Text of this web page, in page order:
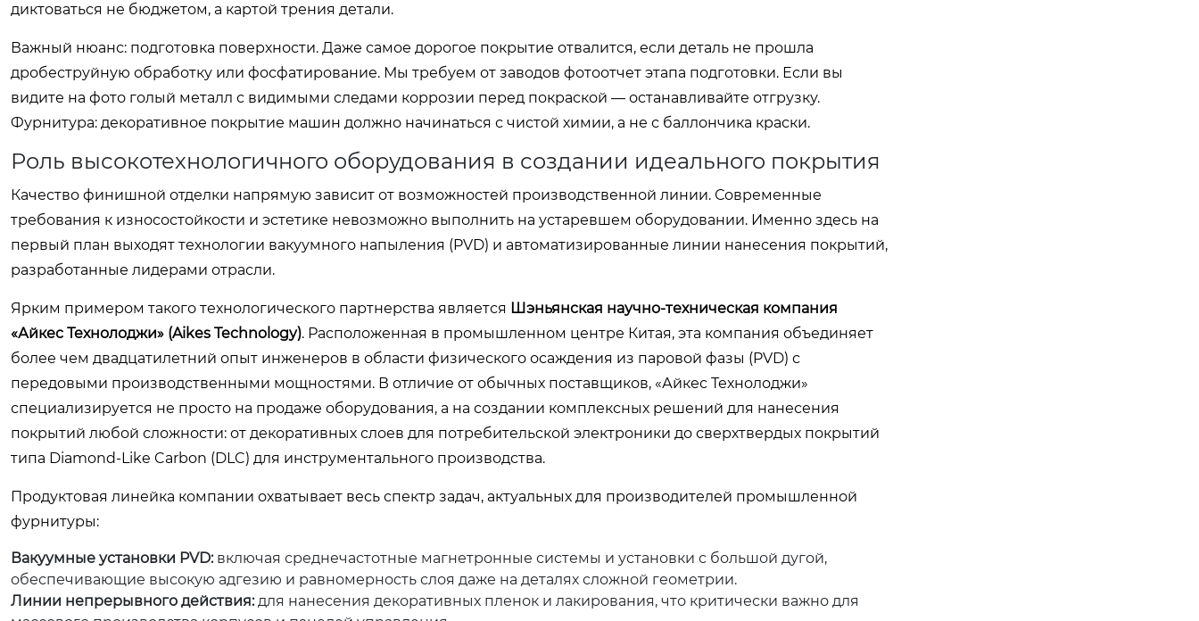
диктоваться не бюджетом, а картой трения детали.
Важный нюанс: подготовка поверхности. Даже самое дорогое покрытие отвалится, если деталь не прошла
дробеструйную обработку или фосфатирование. Мы требуем от заводов фотоотчет этапа подготовки. Если вы
видите на фото голый металл с видимыми следами коррозии перед покраской — останавливайте отгрузку.
Фурнитура: декоративное покрытие машин должно начинаться с чистой химии, а не с баллончика краски.
Роль высокотехнологичного оборудования в создании идеального покрытия
Качество финишной отделки напрямую зависит от возможностей производственной линии. Современные
требования к износостойкости и эстетике невозможно выполнить на устаревшем оборудовании. Именно здесь на
первый план выходят технологии вакуумного напыления (PVD) и автоматизированные линии нанесения покрытий,
разработанные лидерами отрасли.
Ярким примером такого технологического партнерства является Шэньянская научно-техническая компания
«Айкес Технолоджи» (Aikes Technology). Расположенная в промышленном центре Китая, эта компания объединяет
более чем двадцатилетний опыт инженеров в области физического осаждения из паровой фазы (PVD) с
передовыми производственными мощностями. В отличие от обычных поставщиков, «Айкес Технолоджи»
специализируется не просто на продаже оборудования, а на создании комплексных решений для нанесения
покрытий любой сложности: от декоративных слоев для потребительской электроники до сверхтвердых покрытий
типа Diamond-Like Carbon (DLC) для инструментального производства.
Продуктовая линейка компании охватывает весь спектр задач, актуальных для производителей промышленной
фурнитуры:
Вакуумные установки PVD:включая среднечастотные магнетронные системы и установки с большой дугой,
обеспечивающие высокую адгезию и равномерность слоя даже на деталях сложной геометрии.
Линии непрерывного действия:для нанесения декоративных пленок и лакирования, что критически важно для